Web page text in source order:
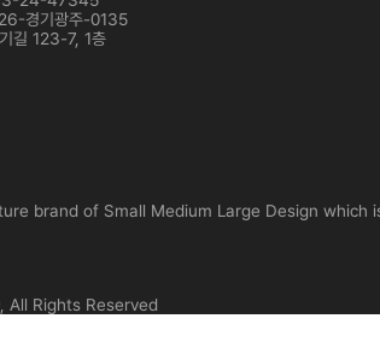
경기광주-0135
길 123-7, 1층
brand of Small Medium Large Design
All Rights Reserved